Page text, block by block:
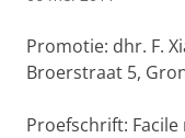
Promotie: dhr. F.
Broerstraat 5,
Proefschrift: